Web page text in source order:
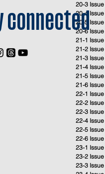
20-3 Issue
20-4 Issue
20-5 Issue
20-6 Issue
21-1 Issue
21-2 Issue
21-3 Issue
21-4 Issue
21-5 Issue
21-6 Issue
22-1 Issue
22-2 Issue
22-3 Issue
22-4 Issue
22-5 Issue
22-6 Issue
23-1 Issue
23-2 Issue
23-3 Issue
connected